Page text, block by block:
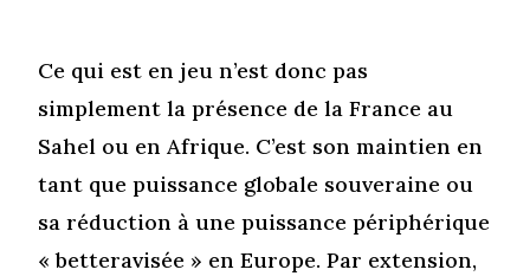
Ce qui est en jeu n’est donc pas
simplement la présence de la France au
Sahel ou en Afrique. C’est son maintien en
tant que puissance globale souveraine ou
sa réduction à une puissance périphérique
« betteravisée » en Europe. Par extension,